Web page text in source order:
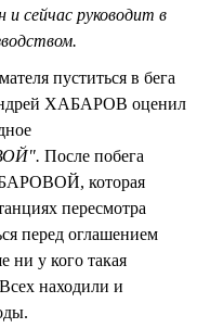
и сейчас руководит в
пуститься в бега
ХАБАРОВ оценил
После побега
которая
пересмотра
перед оглашением
ни у кого такая
находили и